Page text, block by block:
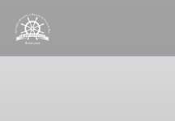
Personnalisation de vos choix en